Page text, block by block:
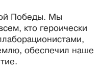
Победы. Мы
кто героически
обеспечил наше